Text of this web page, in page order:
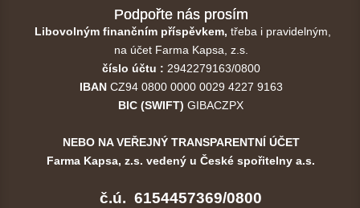
Podpořte nás prosím
Libovolným finančním příspěvkem, třeba i pravidelným,
na účet Farma Kapsa, z.s.
číslo účtu : 2942279163/0800
IBANCZ94 0800 0000 0029 4227 9163
BIC (SWIFT) GIBACZPX
NEBO NA VEŘEJNÝ TRANSPARENTNÍ ÚČET
Farma Kapsa, z.s. vedený u České spořitelny a.s.
č.ú. 6154457369/0800